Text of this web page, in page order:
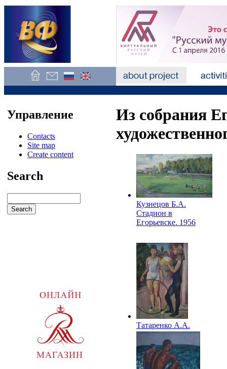
Управление
Contacts
Site map
Create content
Search
Из собрания
Кузнецов Б.А.
Стадион в
Егорьевске. 1956
Татаренко А.А.
Гимнастки. 1965